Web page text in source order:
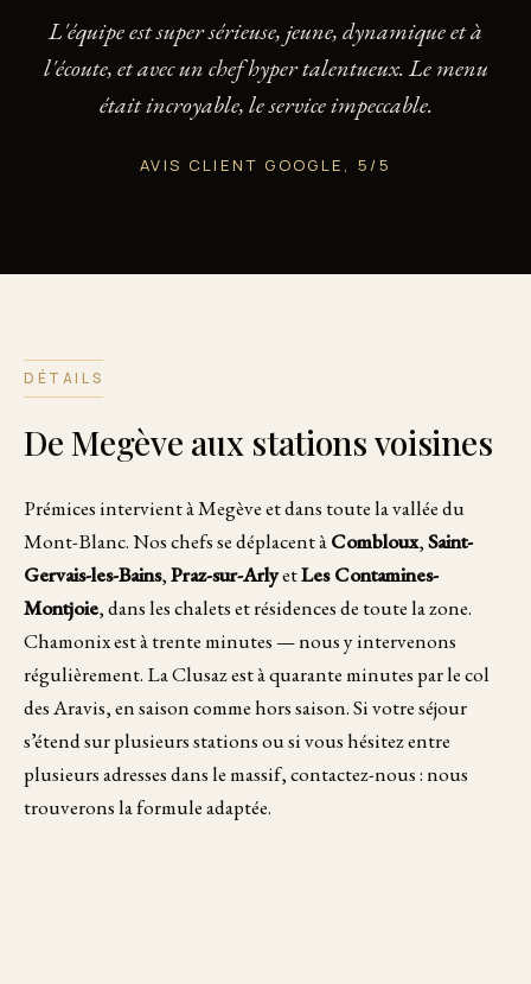
L'équipe est super sérieuse, jeune, dynamique et à
l'écoute, et avec un chef hyper talentueux. Le menu
était incroyable, le service impeccable.
AVIS CLIENT GOOGLE, 5/5
DÉTAILS
De Megève aux stations voisines
Prémices intervient à Megève et dans toute la vallée du
Mont-Blanc. Nos chefs se déplacent àCombloux,Saint-
Gervais-les-Bains,Praz-sur-ArlyetLes Contamines-
Montjoie, dans les chalets et résidences de toute la zone.
Chamonix est à trente minutes — nous y intervenons
régulièrement. La Clusaz est à quarante minutes par le col
des Aravis, en saison comme hors saison. Si votre séjour
s’étend sur plusieurs stations ou si vous hésitez entre
plusieurs adresses dans le massif, contactez-nous : nous
trouverons la formule adaptée.